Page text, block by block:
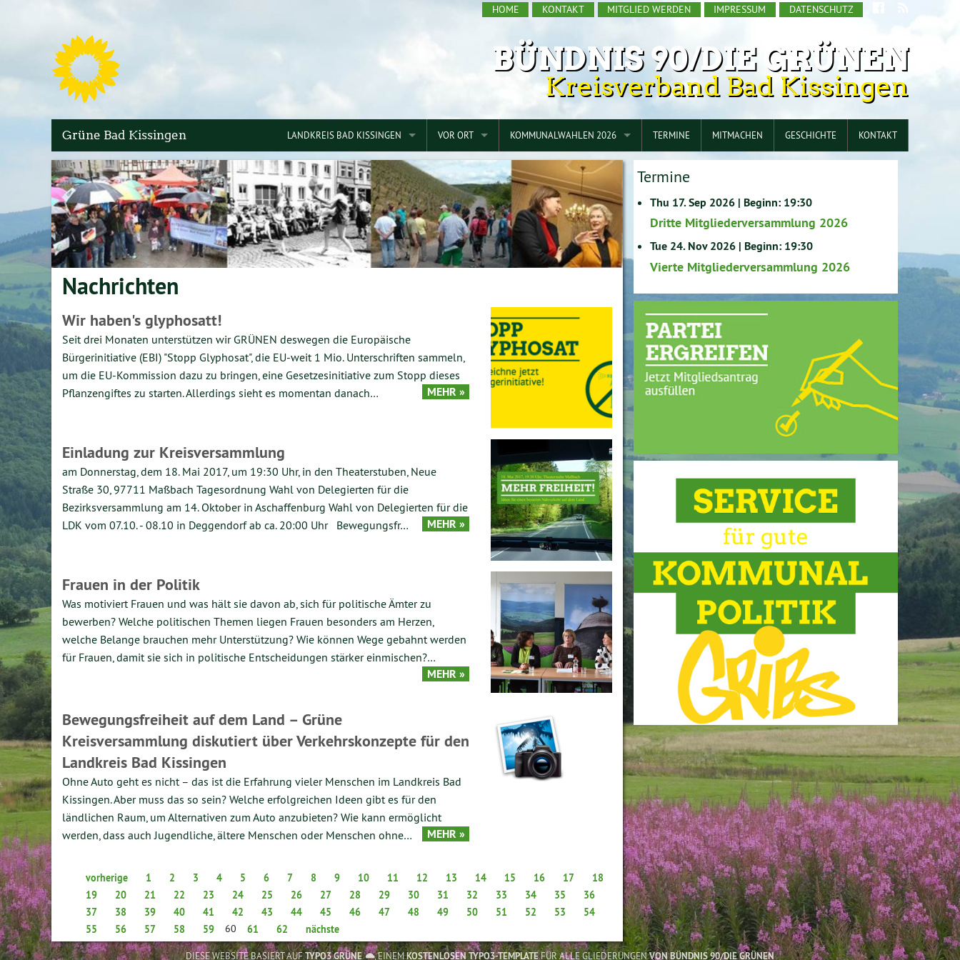
HOME KONTAKT MITGLIED WERDEN IMPRESSUM DATENSCHUTZ
S BÜNDNIS 90/DIE GRÜNEN
Kreisverband Bad Kissingen
Grüne Bad Kissingen LANDKREIS BAD KISSINGEN
KREISTAGSFRAKTION
KREISVERBAND
RADWEGEMELDER
VOR ORT
BAD KISSINGEN
BAD BRÜCKENAU
ELFERSHAUSEN
MÜNNERSTADT
KOMMUNALWAHLEN 2026
KREISTAG
WAHLPROGRAMM
TERMINE MITMACHEN GESCHICHTE KONTAKT
Nachrichten
Wir haben's glyphosatt!
Seit drei Monaten unterstützen wir GRÜNEN deswegen die Europäische
Bürgerinitiative (EBI) "Stopp Glyphosat", die EU-weit 1 Mio. Unterschriften sammeln,
um die EU-Kommission dazu zu bringen, eine Gesetzesin­i­ti­a­ti­ve zum Stopp dieses
Pflanzengiftes zu starten. Allerdings sieht es momentan danach…
MEHR »
Einladung zur Kreisversammlung
am Donnerstag, dem 18. Mai 2017, um 19:30 Uhr, in den Theaterstuben, Neue
Straße 30, 97711 Maßbach Tagesordnung Wahl von Delegierten für die
Bezirksversammlung am 14. Oktober in Aschaffenburg Wahl von Delegierten für die
LDK vom 07.10. - 08.10 in Deggendorf ab ca. 20:00 Uhr Bewegungsfr…
MEHR »
Frauen in der Politik
Was motiviert Frauen und was hält sie davon ab, sich für politische Ämter zu
bewerben? Welche politischen Themen liegen Frauen besonders am Herzen,
welche Belange brauchen mehr Unterstützung? Wie können Wege gebahnt werden
für Frauen, damit sie sich in politische Entscheidungen stärker einmischen?…
MEHR »
Bewegungsfreiheit auf dem Land – Grüne
Kreisversammlung diskutiert über Verkehrskonzepte für den
Landkreis Bad Kissingen
Ohne Auto geht es nicht – das ist die Erfahrung vieler Menschen im Landkreis Bad
Kissingen. Aber muss das so sein? Welche erfolgreichen Ideen gibt es für den
ländlichen Raum, um Alternativen zum Auto anzubieten? Wie kann ermöglicht
werden, dass auch Jugendliche, ältere Menschen oder Menschen ohne…
MEHR »
vorherige 1 2 3 4 5 6 7 8 9 10 11 12 13 14 15 16 17
18
19
20 21 22 23 24 25 26 27 28 29 30 31 32 33 34 35
36
37
38 39 40 41 42 43 44 45 46 47 48 49 50 51 52 53
54
55
56 57 58 59 60 61 62 nächste
Termine
Thu 17. Sep 2026 | Beginn: 19:30
Dritte Mitgliederversammlung 2026
Tue 24. Nov 2026 | Beginn: 19:30
Vierte Mitgliederversammlung 2026
DIESE WEBSITE BASIERT AUFTYPO3 GRÜNE , EINEMKOSTENLOSEN TYPO3-TEMPLATEFÜR ALLE GLIEDERUNGENVON BÜNDNIS 90/DIE GRÜNEN